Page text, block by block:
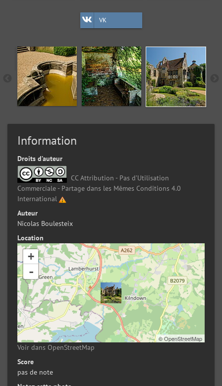
VK
Information
Droits d’auteur
CC Attribution - Pas d’Utilisation
Commerciale - Partage dans les Mêmes Conditions 4.0
International
Auteur
Nicolas Boulesteix
Location
+
-
©OpenStreetMap
Voir dans OpenStreetMap
Score
pas de note